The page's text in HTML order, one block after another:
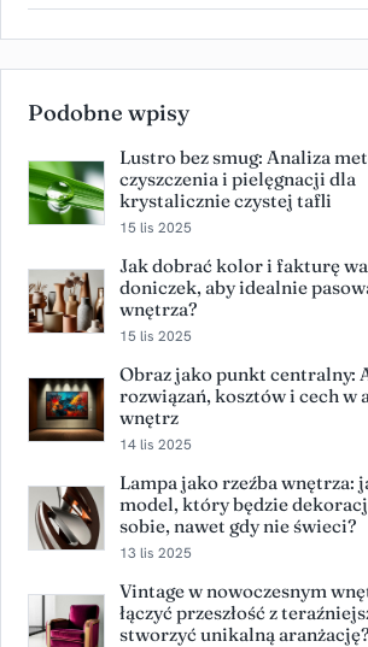
Podobne wpisy
Lustro bez smug: Analiza
czyszczenia i pielęgnacji dla
krystalicznie czystej tafli
15 lis 2025
Jak dobrać kolor i fakturę
doniczek, aby idealnie
wnętrza?
15 lis 2025
Obraz jako punkt centralny:
rozwiązań, kosztów i cech w
wnętrz
14 lis 2025
Lampa jako rzeźba wnętrza:
model, który będzie
sobie, nawet gdy nie świeci?
13 lis 2025
Vintage w nowoczesnym
łączyć przeszłość z
stworzyć unikalną aranżację?